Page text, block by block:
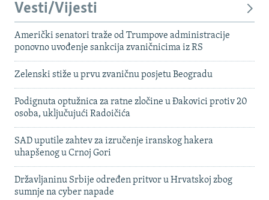
Vesti/Vijesti
Američki senatori traže od Trumpove administracije
ponovno uvođenje sankcija zvaničnicima iz RS
Zelenski stiže u prvu zvaničnu posjetu Beogradu
Podignuta optužnica za ratne zločine u Đakovici protiv 20
osoba, uključujući Radoičića
SAD uputile zahtev za izručenje iranskog hakera
uhapšenog u Crnoj Gori
Državljaninu Srbije određen pritvor u Hrvatskoj zbog
sumnje na cyber napade